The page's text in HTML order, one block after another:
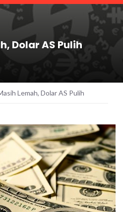
Dolar AS Pulih
Lemah, Dolar AS Pulih